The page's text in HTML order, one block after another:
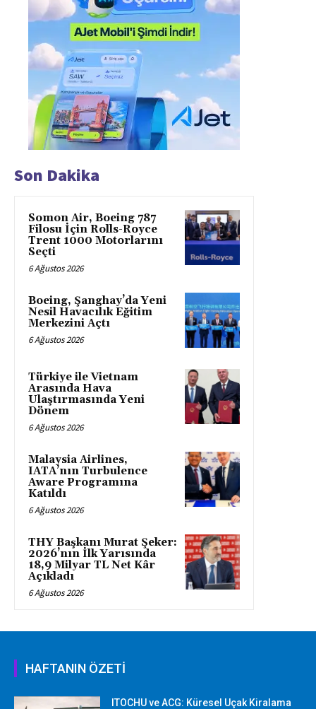
Son Dakika
Somon Air, Boeing 787
Filosu İçin Rolls-Royce
Trent 1000 Motorlarını
Seçti
6 Ağustos 2026
Boeing, Şanghay’da Yeni
Nesil Havacılık Eğitim
Merkezini Açtı
6 Ağustos 2026
Türkiye ile Vietnam
Arasında Hava
Ulaştırmasında Yeni
Dönem
6 Ağustos 2026
Malaysia Airlines,
IATA’nın Turbulence
Aware Programına
Katıldı
6 Ağustos 2026
THY Başkanı Murat Şeker:
2026’nın İlk Yarısında
18,9 Milyar TL Net Kâr
Açıkladı
6 Ağustos 2026
HAFTANIN ÖZETİ
ITOCHU ve ACG: Küresel Uçak Kiralama